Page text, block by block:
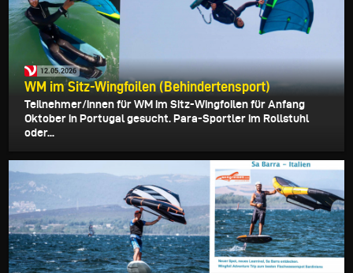
12.05.2026
WM im Sitz-Wingfoilen (Behindertensport)
Teilnehmer/innen für WM im Sitz-Wingfoilen für Anfang
Oktober in Portugal gesucht. Para-Sportler im Rollstuhl
oder...